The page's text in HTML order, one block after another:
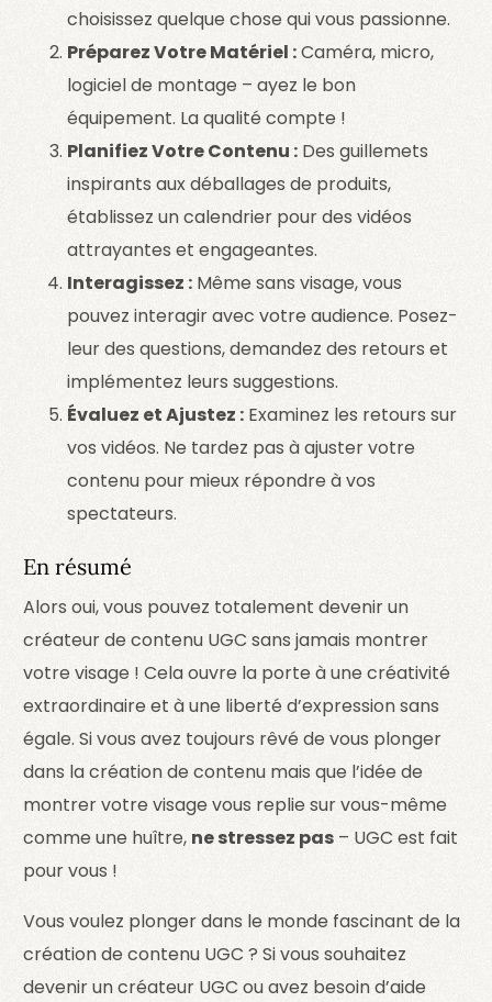
choisissez quelque chose qui vous passionne.
Préparez Votre Matériel :Caméra, micro,
logiciel de montage – ayez le bon
équipement. La qualité compte !
Planifiez Votre Contenu : Des guillemets
inspirants aux déballages de produits,
établissez un calendrier pour des vidéos
attrayantes et engageantes.
Interagissez : Même sans visage, vous
pouvez interagir avec votre audience. Posez-
leur des questions, demandez des retours et
implémentez leurs suggestions.
Évaluez et Ajustez : Examinez les retours sur
vos vidéos. Ne tardez pas à ajuster votre
contenu pour mieux répondre à vos
spectateurs.
En résumé
Alors oui, vous pouvez totalement devenir un
créateur de contenu UGC sans jamais montrer
votre visage ! Cela ouvre la porte à une créativité
extraordinaire et à une liberté d’expression sans
égale. Si vous avez toujours rêvé de vous plonger
dans la création de contenu mais que l’idée de
montrer votre visage vous replie sur vous-même
comme une huître, ne stressez pas – UGC est fait
pour vous !
Vous voulez plonger dans le monde fascinant de la
création de contenu UGC ? Si vous souhaitez
devenir un créateur UGC ou avez besoin d’aide